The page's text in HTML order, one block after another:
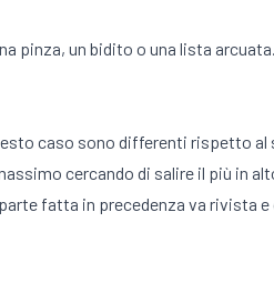
pinza, un bidito o una lista arcuata.
caso sono differenti rispetto
cercando di salire il più in
fatta in precedenza va rivista